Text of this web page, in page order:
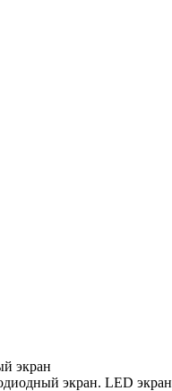
экран
экран. LED экран